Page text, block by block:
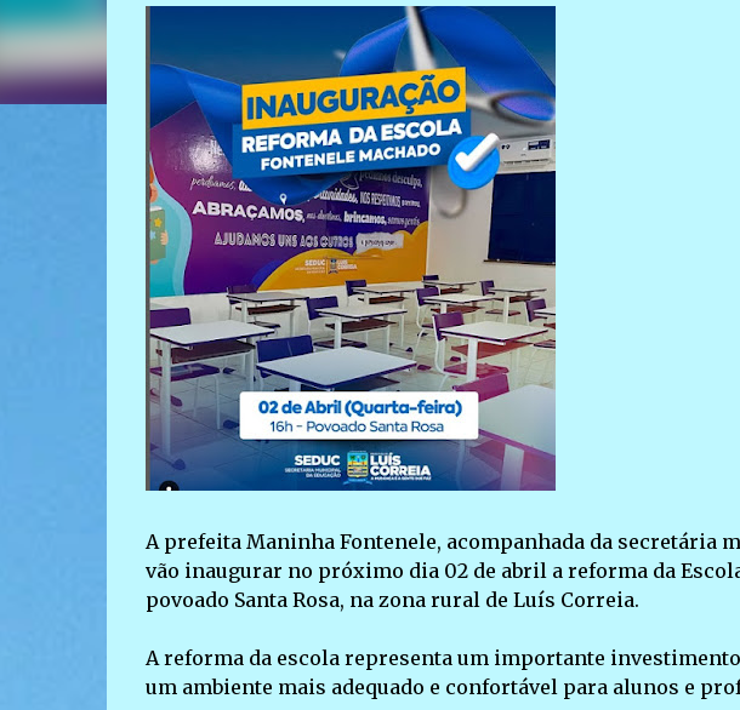
A prefeita Maninha Fontenele, acompanhada da secretária
vão inaugurar no próximo dia 02 de abril a reforma da
povoado Santa Rosa, na zona rural de Luís Correia.
A reforma da escola representa um importante
um ambiente mais adequado e confortável para alunos e